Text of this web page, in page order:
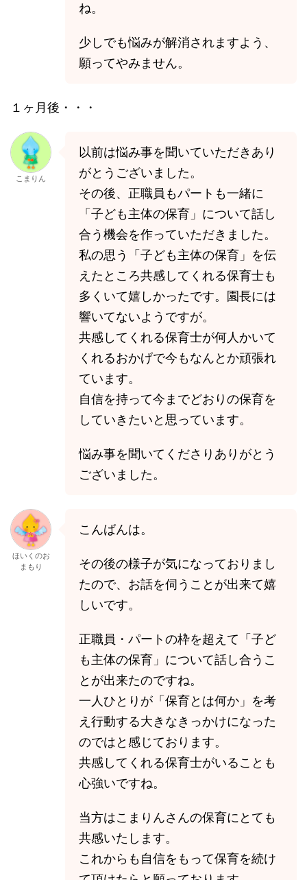
ね。
少しでも悩みが解消されますよう、
願ってやみません。
１ヶ月後・・・
こまりん
以前は悩み事を聞いていただきあり
がとうございました。
その後、正職員もパートも一緒に
「子ども主体の保育」について話し
合う機会を作っていただきました。
私の思う「子ども主体の保育」を伝
えたところ共感してくれる保育士も
多くいて嬉しかったです。園長には
響いてないようですが。
共感してくれる保育士が何人かいて
くれるおかげで今もなんとか頑張れ
ています。
自信を持って今までどおりの保育を
していきたいと思っています。
悩み事を聞いてくださりありがとう
ございました。
ほいくのお
まもり
こんばんは。
その後の様子が気になっておりまし
たので、お話を伺うことが出来て嬉
しいです。
正職員・パートの枠を超えて「子ど
も主体の保育」について話し合うこ
とが出来たのですね。
一人ひとりが「保育とは何か」を考
え行動する大きなきっかけになった
のではと感じております。
共感してくれる保育士がいることも
心強いですね。
当方はこまりんさんの保育にとても
共感いたします。
これからも自信をもって保育を続け